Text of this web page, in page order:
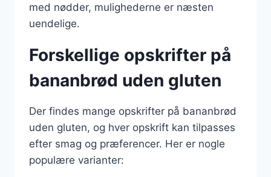
med nødder, mulighederne er næsten
uendelige.
Forskellige opskrifter på
bananbrød uden gluten
Der findes mange opskrifter på bananbrød
uden gluten, og hver opskrift kan tilpasses
efter smag og præferencer. Her er nogle
populære varianter: